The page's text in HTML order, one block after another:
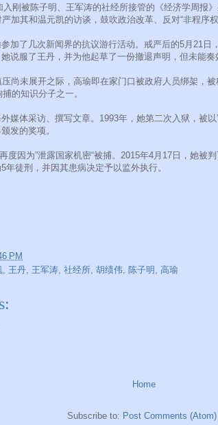
入刚被陈子明、王军涛的社经所接管的《经济学周报
加其和温元凯的访谈，鼓吹政治改革、反对“非程序权
加了几次新闻界的抗议游行活动。戒严后的5月21日
说服了王丹，并为他起草了一份撤退声明，但未能奏
尚未展开之际，高瑜即在家门口被政府人员绑架，
的知识分子之一。
媒体采访、撰写文章。1993年，她第二次入狱，被以
发的奖项。
度因为”泄露国家机密“被捕。2015年4月17日，她被
年徒刑，并因其患病决定予以监外执行。
PM
王丹 王军涛 社经所 胡绩伟 陈子明 高瑜
Home
Subscribe to: Post Comments (Atom)